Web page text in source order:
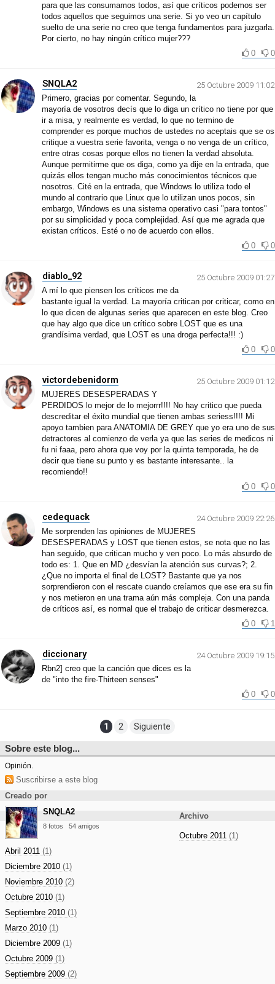
para que las consumamos todos, así que críticos podemos ser
todos aquellos que seguimos una serie. Si yo veo un capítulo
suelto de una serie no creo que tenga fundamentos para juzgarla.
Por cierto, no hay ningún crítico mujer???
0
0
SNQLA2
25 Octubre 2009 11:02
Primero, gracias por comentar. Segundo, la
mayoría de vosotros decís que lo diga un crítico no tiene por que
ir a misa, y realmente es verdad, lo que no termino de
comprender es porque muchos de ustedes no aceptais que se os
critique a vuestra serie favorita, venga o no venga de un crítico,
entre otras cosas porque ellos no tienen la verdad absoluta.
Aunque permitirme que os diga, como ya dije en la entrada, que
quizás ellos tengan mucho más conocimientos técnicos que
nosotros. Cité en la entrada, que Windows lo utiliza todo el
mundo al contrario que Linux que lo utilizan unos pocos, sin
embargo, Windows es una sistema operativo casi "para tontos"
por su simplicidad y poca complejidad. Así que me agrada que
existan críticos. Esté o no de acuerdo con ellos.
0
0
diablo_92
25 Octubre 2009 01:27
A mí lo que piensen los críticos me da
bastante igual la verdad. La mayoría critican por criticar, como en
lo que dicen de algunas series que aparecen en este blog. Creo
que hay algo que dice un crítico sobre LOST que es una
grandísima verdad, que LOST es una droga perfecta!!! :)
0
0
victordebenidorm
25 Octubre 2009 01:12
MUJERES DESESPERADAS Y
PERDIDOS lo mejor de lo mejorrr!!!! No hay critico que pueda
descreditar el éxito mundial que tienen ambas seriess!!!! Mi
apoyo tambien para ANATOMIA DE GREY que yo era uno de sus
detractores al comienzo de verla ya que las series de medicos ni
fu ni faaa, pero ahora que voy por la quinta temporada, he de
decir que tiene su punto y es bastante interesante.. la
recomiendo!!
0
0
cedequack
24 Octubre 2009 22:26
Me sorprenden las opiniones de MUJERES
DESESPERADAS y LOST que tienen estos, se nota que no las
han seguido, que critican mucho y ven poco. Lo más absurdo de
todo es: 1. Que en MD ¿desvían la atención sus curvas?; 2.
¿Que no importa el final de LOST? Bastante que ya nos
sorprendieron con el rescate cuando creíamos que ese era su fin
y nos metieron en una trama aún más compleja. Con una panda
de críticos así, es normal que el trabajo de criticar desmerezca.
0
1
diccionary
24 Octubre 2009 19:15
Rbn2] creo que la canción que dices es la
de "into the fire-Thirteen senses"
0
0
1 2 Siguiente
Sobre este blog...
Opinión.
Suscribirse a este blog
Creado por
SNQLA2
8 fotos 54 amigos
Archivo
Octubre 2011 (1)
Abril 2011 (1)
Diciembre 2010 (1)
Noviembre 2010 (2)
Octubre 2010 (1)
Septiembre 2010 (1)
Marzo 2010 (1)
Diciembre 2009 (1)
Octubre 2009 (1)
Septiembre 2009 (2)